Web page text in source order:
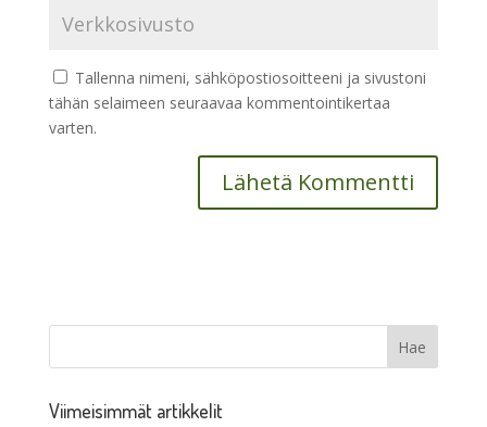
Tallenna nimeni, sähköpostiosoitteeni ja sivustoni
tähän selaimeen seuraavaa kommentointikertaa
varten.
Viimeisimmät artikkelit